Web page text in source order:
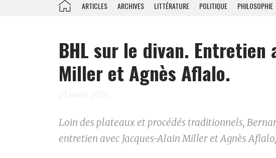
ARTICLES ARCHIVES LITTÉRATURE POLITIQUE PHILOSOPHIE
BHL sur le divan. Entretien
Miller et Agnès Aflalo.
21 janvier 2010
Loin des plateaux et procédés traditionnels,
entretien avec Jacques-Alain Miller et Agnès